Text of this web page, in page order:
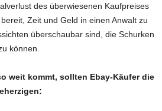
des überwiesenen Kaufpreises
Zeit und Geld in einen Anwalt zu
überschaubar sind, die Schurken
können.
weit kommt, sollten Ebay-Käufer die